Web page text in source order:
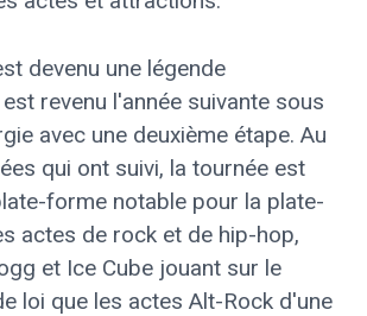
devenu une légende
revenu l'année suivante sous
avec une deuxième étape. Au
qui ont suivi, la tournée est
forme notable pour la plate-
actes de rock et de hip-hop,
et Ice Cube jouant sur le
loi que les actes Alt-Rock d'une